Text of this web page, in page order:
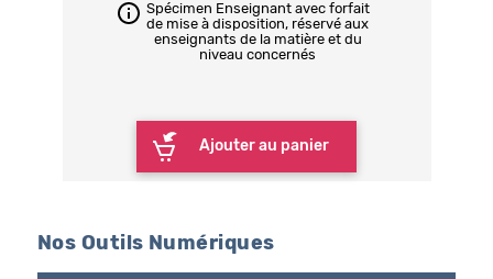
Spécimen Enseignant avec forfait
de mise à disposition, réservé aux
enseignants de la matière et du
niveau concernés
Ajouter au panier
Nos Outils Numériques